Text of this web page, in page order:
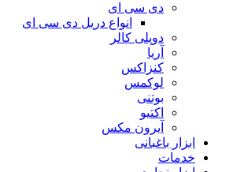
دی سی ای
انواع دریل دی سی ای
دوپلی کالر
آریا
کنزاکس
لوکمس
بوتنی
اکتیو
آیرون مکس
ابزار باغبانی
خدمات